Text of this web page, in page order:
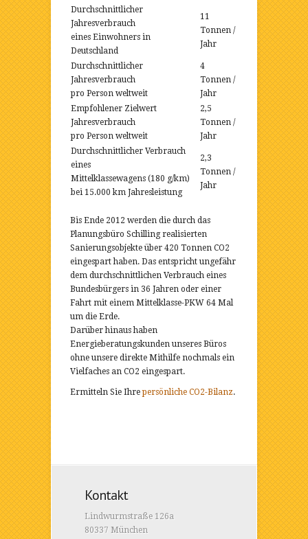
Durchschnittlicher
Jahresverbrauch
eines Einwohners in
Deutschland
11
Tonnen /
Jahr
Durchschnittlicher
Jahresverbrauch
pro Person weltweit
4
Tonnen /
Jahr
Empfohlener Zielwert
Jahresverbrauch
pro Person weltweit
2,5
Tonnen /
Jahr
Durchschnittlicher Verbrauch
eines
Mittelklassewagens (180 g/km)
bei 15.000 km Jahresleistung
2,3
Tonnen /
Jahr
Bis Ende 2012 werden die durch das
Planungsbüro Schilling realisierten
Sanierungsobjekte über 420 Tonnen CO2
eingespart haben. Das entspricht ungefähr
dem durchschnittlichen Verbrauch eines
Bundesbürgers in 36 Jahren oder einer
Fahrt mit einem Mittelklasse-PKW 64 Mal
um die Erde.
Darüber hinaus haben
Energieberatungskunden unseres Büros
ohne unsere direkte Mithilfe nochmals ein
Vielfaches an CO2 eingespart.
Ermitteln Sie Ihrepersönliche CO2-Bilanz.
Kontakt
Lindwurmstraße 126a
80337 München